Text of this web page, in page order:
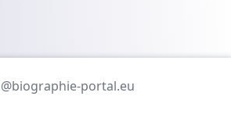
portal.eu